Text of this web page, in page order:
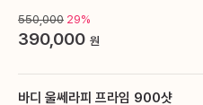
550,000 29%
390,000 원
바디 울쎄라피 프라임 900샷